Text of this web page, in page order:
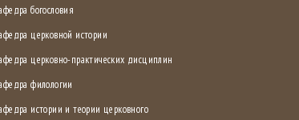
богословия
церковной истории
церковно-практических дисциплин
филологии
истории и теории церковного